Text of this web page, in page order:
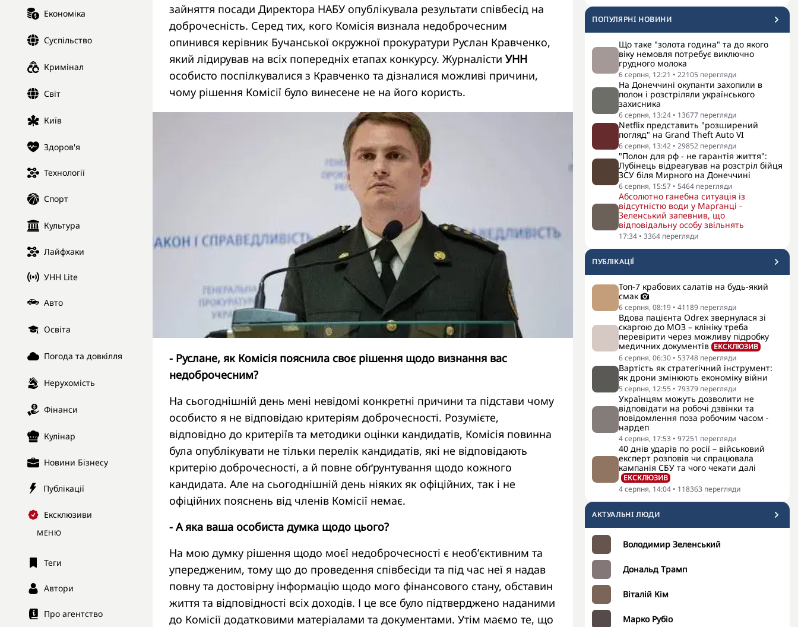
Економіка
Суспільство
Кримінал
Світ
Київ
Здоров'я
Технології
Спорт
Культура
Лайфхаки
УНН Lite
Авто
Освіта
Погода та довкілля
Нерухомість
Фінанси
Кулінар
Новини Бізнесу
Публікації
Ексклюзиви
МЕНЮ
Теги
Автори
Про агентство
ПОПУЛЯРНI НОВИНИ
Що таке "золота година" та до якого
віку немовля потребує виключно
грудного молока
6 серпня, 12:21 • 22105 перегляди
На Донеччині окупанти захопили в
полон і розстріляли українського
захисника
6 серпня, 13:24 • 13677 перегляди
Netflix представить "розширений
погляд" на Grand Theft Auto VI
6 серпня, 13:42 • 29852 перегляди
"Полон для рф - не гарантія життя":
Лубінець відреагував на розстріл бійця
ЗСУ біля Мирного на Донеччині
6 серпня, 15:57 • 5464 перегляди
Абсолютно ганебна ситуація із
відсутністю води у Марганці -
Зеленський запевнив, що
відповідальну особу звільнять
17:34 • 3364 перегляди
ПУБЛІКАЦІЇ
Топ-7 крабових салатів на будь-який
смак
6 серпня, 08:19 • 41189 перегляди
Вдова пацієнта Odrex звернулася зі
скаргою до МОЗ – клініку треба
перевірити через можливу підробку
медичних документів ЕКСКЛЮЗИВ
6 серпня, 06:30 • 53748 перегляди
Вартість як стратегічний інструмент:
як дрони змінюють економіку війни
5 серпня, 12:55 • 79379 перегляди
Українцям можуть дозволити не
відповідати на робочі дзвінки та
повідомлення поза робочим часом -
нардеп
4 серпня, 17:53 • 97251 перегляди
40 днів ударів по росії – військовий
експерт розповів чи спрацювала
кампанія СБУ та чого чекати далі
ЕКСКЛЮЗИВ
4 серпня, 14:04 • 118363 перегляди
АКТУАЛЬНI ЛЮДИ
Володимир Зеленський
Дональд Трамп
Віталій Кім
Марко Рубіо
зайняття посади Директора НАБУ опублікувала результати співбесід на
доброчесність. Серед тих, кого Комісія визнала недоброчесним
опинився керівник Бучанської окружної прокуратури Руслан Кравченко,
який лідирував на всіх попередніх етапах конкурсу. Журналісти УНН
особисто поспілкувалися з Кравченко та дізналися можливі причини,
чому рішення Комісії було винесене не на його користь.
- Руслане, як Комісія пояснила своє рішення щодо визнання вас
недоброчесним?
На сьогоднішній день мені невідомі конкретні причини та підстави чому
особисто я не відповідаю критеріям доброчесності. Розумієте,
відповідно до критеріїв та методики оцінки кандидатів, Комісія повинна
була опублікувати не тільки перелік кандидатів, які не відповідають
критерію доброчесності, а й повне обґрунтування щодо кожного
кандидата. Але на сьогоднішній день ніяких як офіційних, так і не
офіційних пояснень від членів Комісії немає.
- А яка ваша особиста думка щодо цього?
На мою думку рішення щодо моєї недоброчесності є необ’єктивним та
упередженим, тому що до проведення співбесіди та під час неї я надав
повну та достовірну інформацію щодо мого фінансового стану, обставин
життя та відповідності всіх доходів. І це все було підтверджено наданими
до Комісії додатковими матеріалами та документами. Утім маємо те, що